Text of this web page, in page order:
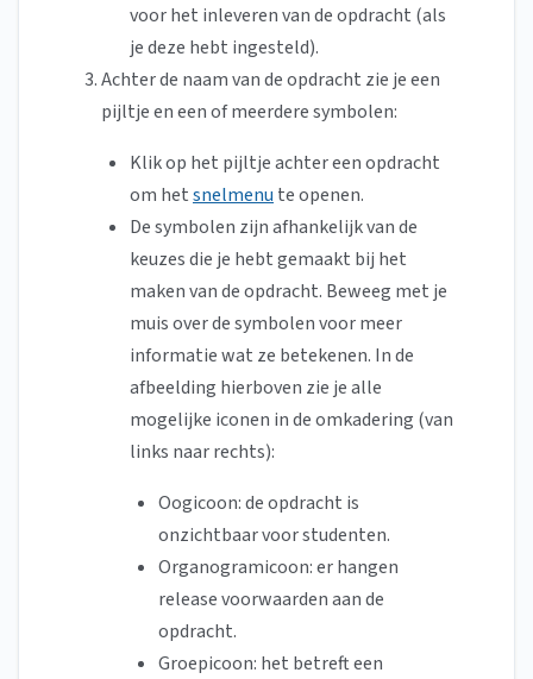
voor het inleveren van de opdracht (als
je deze hebt ingesteld).
Achter de naam van de opdracht zie je een
pijltje en een of meerdere symbolen:
Klik op het pijltje achter een opdracht
om hetsnelmenu te openen.
De symbolen zijn afhankelijk van de
keuzes die je hebt gemaakt bij het
maken van de opdracht. Beweeg met je
muis over de symbolen voor meer
informatie wat ze betekenen. In de
afbeelding hierboven zie je alle
mogelijke iconen in de omkadering (van
links naar rechts):
Oogicoon: de opdracht is
onzichtbaar voor studenten.
Organogramicoon: er hangen
release voorwaarden aan de
opdracht.
Groepicoon: het betreft een